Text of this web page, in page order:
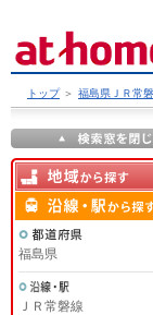
トップ ＞ 福島県ＪＲ常
福島県
ＪＲ常磐線